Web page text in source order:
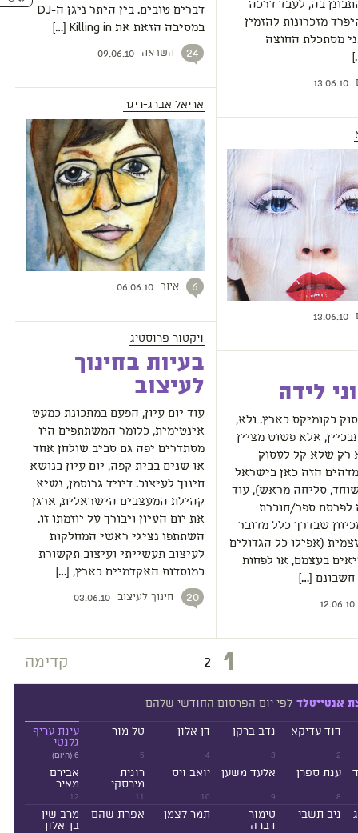
בה, לעבד דרכה
מזכרונות להזמין
מסתכלת החוצה
13.06.10
13.06.10
לידה
בקומיקס בארץ. ולא,
אלא פשוט מציין
רק שלא קל לעסוק
הזה כאן בישראל
סליחה מראש), עוד
לפרסם ספר/חוברת
שבדרך כלל מדובר
(אפילו כל הגדולים
בעצמם, או לפחות
[…]
12.06.10
דברים טובים. בין היתר ניגן ה-DJ
במסיבה הזאת את Killing in […]
24 השראה 09.06.10
אריאל אברג-ריגר
6 איור 06.06.10
ויקטור פרוסטיג
בעיות בחינוך
לעיצוב
עוד יום עיון, הפעם במתכונת כמעט
אינטימית, כלומר המשתתפים היו
מסתדרים יפה גם סביב שולחן אחד
או שנים בבית קפה, יום עיון בנושא
חינוך לעיצוב. דיויד גרוסמן, נשיא
קהילת המעצבים הישראלית, ארגן
את יום העיון ויבורך על יוזמתו זו.
השתתפו נציגי ראשי המחלקות
לעיצוב תעשייתי ועיצוב תקשורת
במוסדות האקדמיים בארץ, […]
20 חינוך לעיצוב 03.06.10
1
2 קדימה
אנטייטלד לפי יום הפרסום החודשי שלהם
2
דוד עדיקא
3
נדב ברקן
4
דן אלון
5
טל מור
6 (היום)
עינת עריף -
גלנטי
8
ענת ספרן
9
אלעד משען
10
יואב ויס
11
רונית
מירסקי
12
אבירם
מאיר
ניב תשבי
טימור
דברה
תמר לצמן אפרת שהם
מרב שין
בן־אלון